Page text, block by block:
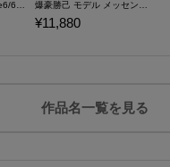
¥11,880
作品名一覧を見る